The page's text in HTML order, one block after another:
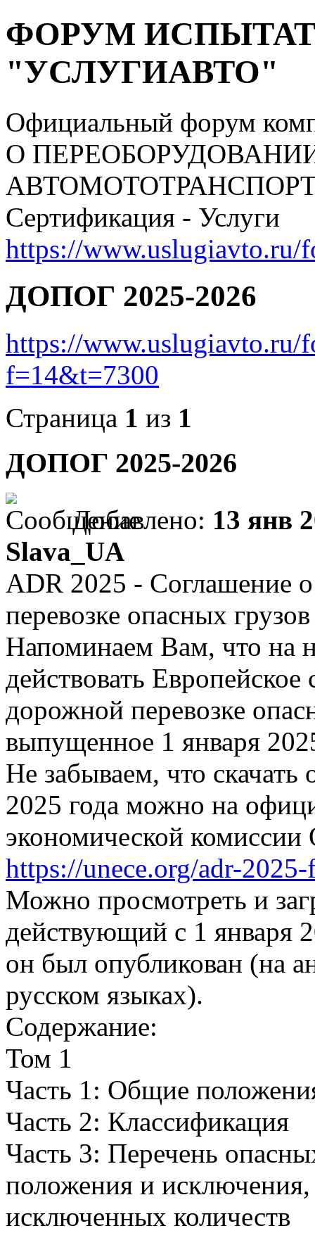
ФОРУМ
"УСЛУГИАВТО"
Официальный форум
О
Сертификация - Услуги
https://www.uslugiavto.ru/
ДОПОГ 2025-2026
https://www.uslugiavto.ru/
f=14&t=7300
Страница 1 из 1
ДОПОГ 2025-2026
Добавлено: 13 янв
Slava_UA
ADR 2025 - Соглашение
перевозке опасных грузов
Напоминаем Вам, что на
действовать
дорожной перевозке
выпущенное 1 января
Не забываем, что
2025 года можно на
экономической
https://unece.org/adr-
Можно просмотреть и
действующий с 1 января
он был опубликован (на
русском языках).
Содержание:
Том 1
Часть 1: Общие
Часть 2: Классификация
Часть 3: Перечень
положения и
исключенных количеств